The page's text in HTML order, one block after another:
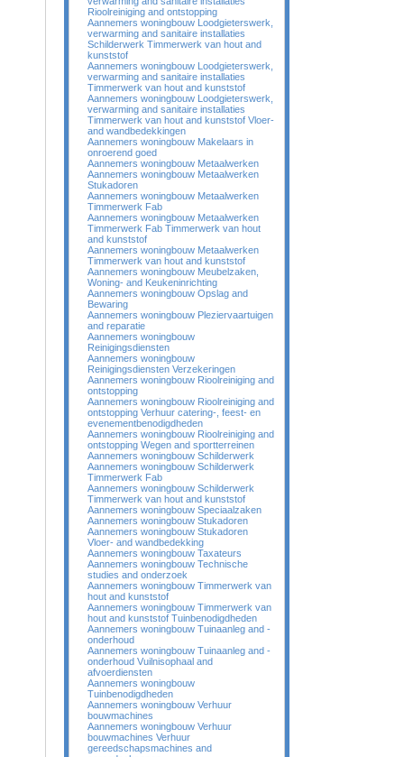
Rioolreiniging and ontstopping
Aannemers woningbouw Loodgieterswerk,
verwarming and sanitaire installaties
Schilderwerk Timmerwerk van hout and
kunststof
Aannemers woningbouw Loodgieterswerk,
verwarming and sanitaire installaties
Timmerwerk van hout and kunststof
Aannemers woningbouw Loodgieterswerk,
verwarming and sanitaire installaties
Timmerwerk van hout and kunststof Vloer-
and wandbedekkingen
Aannemers woningbouw Makelaars in
onroerend goed
Aannemers woningbouw Metaalwerken
Aannemers woningbouw Metaalwerken
Stukadoren
Aannemers woningbouw Metaalwerken
Timmerwerk Fab
Aannemers woningbouw Metaalwerken
Timmerwerk Fab Timmerwerk van hout
and kunststof
Aannemers woningbouw Metaalwerken
Timmerwerk van hout and kunststof
Aannemers woningbouw Meubelzaken,
Woning- and Keukeninrichting
Aannemers woningbouw Opslag and
Bewaring
Aannemers woningbouw Pleziervaartuigen
and reparatie
Aannemers woningbouw
Reinigingsdiensten
Aannemers woningbouw
Reinigingsdiensten Verzekeringen
Aannemers woningbouw Rioolreiniging and
ontstopping
Aannemers woningbouw Rioolreiniging and
ontstopping Verhuur catering-, feest- en
evenementbenodigdheden
Aannemers woningbouw Rioolreiniging and
ontstopping Wegen and sportterreinen
Aannemers woningbouw Schilderwerk
Aannemers woningbouw Schilderwerk
Timmerwerk Fab
Aannemers woningbouw Schilderwerk
Timmerwerk van hout and kunststof
Aannemers woningbouw Speciaalzaken
Aannemers woningbouw Stukadoren
Aannemers woningbouw Stukadoren
Vloer- and wandbedekking
Aannemers woningbouw Taxateurs
Aannemers woningbouw Technische
studies and onderzoek
Aannemers woningbouw Timmerwerk van
hout and kunststof
Aannemers woningbouw Timmerwerk van
hout and kunststof Tuinbenodigdheden
Aannemers woningbouw Tuinaanleg and -
onderhoud
Aannemers woningbouw Tuinaanleg and -
onderhoud Vuilnisophaal and
afvoerdiensten
Aannemers woningbouw
Tuinbenodigdheden
Aannemers woningbouw Verhuur
bouwmachines
Aannemers woningbouw Verhuur
bouwmachines Verhuur
gereedschapsmachines and